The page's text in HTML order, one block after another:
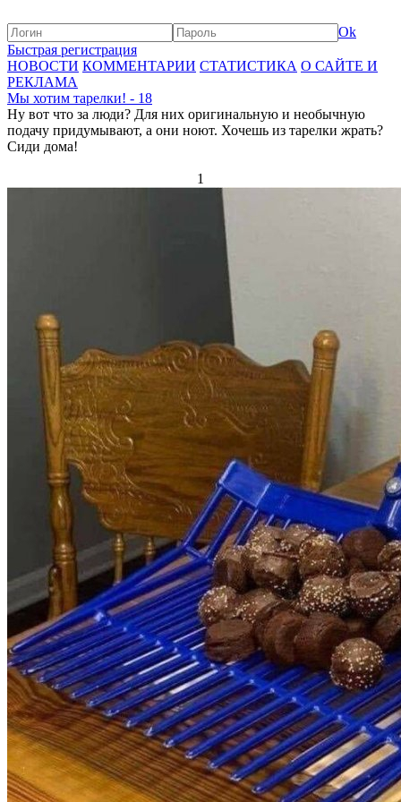
Ok
Быстрая регистрация
НОВОСТИ КОММЕНТАРИИ СТАТИСТИКА О САЙТЕ И
РЕКЛАМА
Мы хотим тарелки! - 18
Ну вот что за люди? Для них оригинальную и необычную
подачу придумывают, а они ноют. Хочешь из тарелки жрать?
Сиди дома!
1